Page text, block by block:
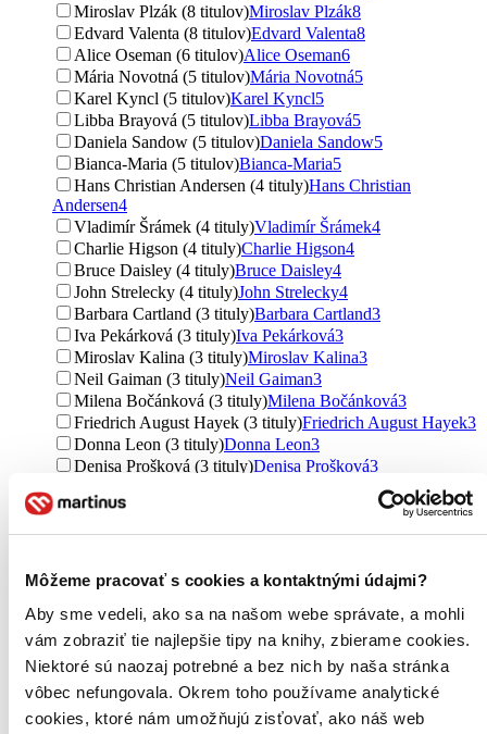
Môžeme pracovať s cookies a kontaktnými údajmi?
Aby sme vedeli, ako sa na našom webe správate, a mohli
vám zobraziť tie najlepšie tipy na knihy, zbierame cookies.
Niektoré sú naozaj potrebné a bez nich by naša stránka
vôbec nefungovala. Okrem toho používame analytické
cookies, ktoré nám umožňujú zisťovať, ako náš web
Miroslav Plzák (8 titulov)Miroslav Plzák8
Edvard Valenta (8 titulov)Edvard Valenta8
Alice Oseman (6 titulov)Alice Oseman6
Mária Novotná (5 titulov)Mária Novotná5
Karel Kyncl (5 titulov)Karel Kyncl5
Libba Brayová (5 titulov)Libba Brayová5
Daniela Sandow (5 titulov)Daniela Sandow5
Bianca-Maria (5 titulov)Bianca-Maria5
Hans Christian Andersen (4 tituly)Hans Christian
Andersen4
Vladimír Šrámek (4 tituly)Vladimír Šrámek4
Charlie Higson (4 tituly)Charlie Higson4
Bruce Daisley (4 tituly)Bruce Daisley4
John Strelecky (4 tituly)John Strelecky4
Barbara Cartland (3 tituly)Barbara Cartland3
Iva Pekárková (3 tituly)Iva Pekárková3
Miroslav Kalina (3 tituly)Miroslav Kalina3
Neil Gaiman (3 tituly)Neil Gaiman3
Milena Bočánková (3 tituly)Milena Bočánková3
Friedrich August Hayek (3 tituly)Friedrich August Hayek3
Donna Leon (3 tituly)Donna Leon3
Denisa Prošková (3 tituly)Denisa Prošková3
Aniko Gergely (3 tituly)
Marek Epstein (3 tituly)Marek Epstein3
Vilém Sacher (3 tituly)Vilém Sacher3
Michal Spirit (3 tituly)Michal Spirit3
Ďalšie možnosti
Moba (19 titulov)Moba 19
Ikar (8 titulov) Ikar8